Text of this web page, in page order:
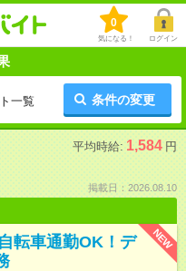
0
気になる！ ログイン
一覧 条件の変更
平均時給: 1,584 円
掲載日：2026.08.10
NEW
転車通勤OK！デ